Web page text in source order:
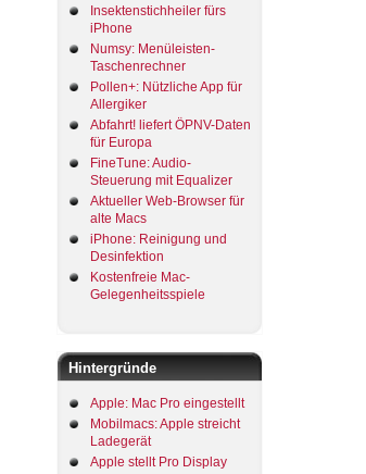
Insektenstichheiler fürs
iPhone
Numsy: Menüleisten-
Taschenrechner
Pollen+: Nützliche App für
Allergiker
Abfahrt! liefert ÖPNV-Daten
für Europa
FineTune: Audio-
Steuerung mit Equalizer
Aktueller Web-Browser für
alte Macs
iPhone: Reinigung und
Desinfektion
Kostenfreie Mac-
Gelegenheitsspiele
Hintergründe
Apple: Mac Pro eingestellt
Mobilmacs: Apple streicht
Ladegerät
Apple stellt Pro Display